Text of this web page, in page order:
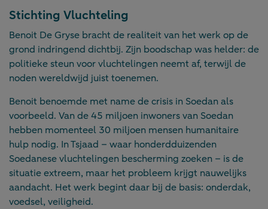
Stichting Vluchteling
Benoit De Gryse bracht de realiteit van het werk op de
grond indringend dichtbij. Zijn boodschap was helder: de
politieke steun voor vluchtelingen neemt af, terwijl de
noden wereldwijd juist toenemen.
Benoit benoemde met name de crisis in Soedan als
voorbeeld. Van de 45 miljoen inwoners van Soedan
hebben momenteel 30 miljoen mensen humanitaire
hulp nodig. In Tsjaad – waar honderdduizenden
Soedanese vluchtelingen bescherming zoeken – is de
situatie extreem, maar het probleem krijgt nauwelijks
aandacht. Het werk begint daar bij de basis: onderdak,
voedsel, veiligheid.